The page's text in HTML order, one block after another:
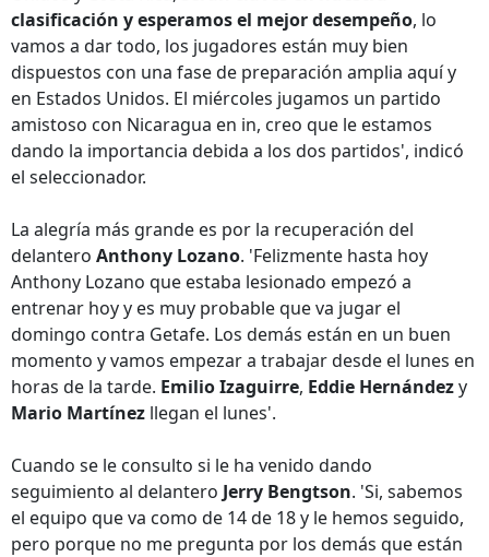
clasificación y esperamos el mejor desempeño, lo
vamos a dar todo, los jugadores están muy bien
dispuestos con una fase de preparación amplia aquí y
en Estados Unidos. El miércoles jugamos un partido
amistoso con Nicaragua en in, creo que le estamos
dando la importancia debida a los dos partidos', indicó
el seleccionador.
La alegría más grande es por la recuperación del
delantero Anthony Lozano. 'Felizmente hasta hoy
Anthony Lozano que estaba lesionado empezó a
entrenar hoy y es muy probable que va jugar el
domingo contra Getafe. Los demás están en un buen
momento y vamos empezar a trabajar desde el lunes en
horas de la tarde. Emilio Izaguirre, Eddie Hernándezy
Mario Martínez llegan el lunes'.
Cuando se le consulto si le ha venido dando
seguimiento al delantero Jerry Bengtson. 'Si, sabemos
el equipo que va como de 14 de 18 y le hemos seguido,
pero porque no me pregunta por los demás que están